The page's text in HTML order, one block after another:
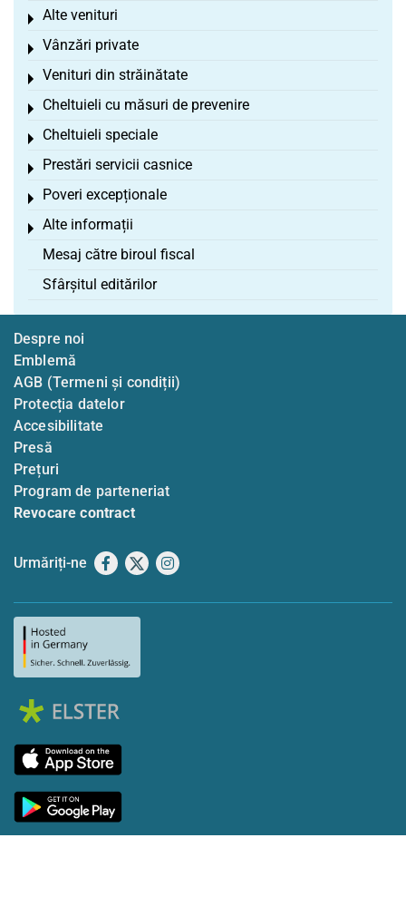
Alte venituri
Toggle menu
Vânzări private
Toggle menu
Venituri din străinătate
Toggle menu
Cheltuieli cu măsuri de prevenire
Toggle menu
Cheltuieli speciale
Toggle menu
Prestări servicii casnice
Toggle menu
Poveri excepționale
Toggle menu
Alte informații
Toggle menu
Mesaj către biroul fiscal
Sfârșitul editărilor
Despre noi
Emblemă
AGB (Termeni și condiții)
Protecția datelor
Accesibilitate
Presă
Prețuri
Program de parteneriat
Revocare contract
Urmăriți-ne Facebook
X Instagram